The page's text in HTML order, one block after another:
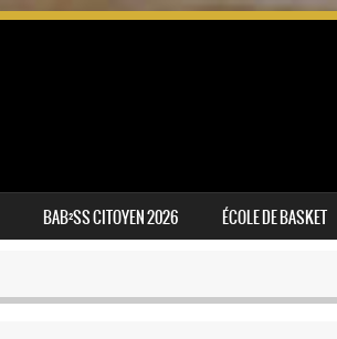
BAB²SS CITOYEN 2026 ÉCOLE DE BASKET